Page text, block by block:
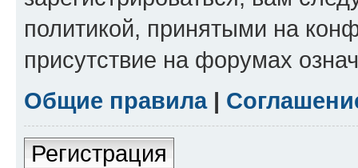
политикой, принятыми на
присутствие на форумах
Общие правила|
Регистрация